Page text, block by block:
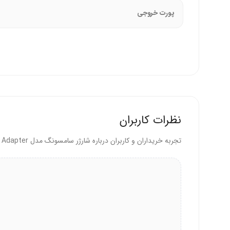
کارایی:
این شارژر برای چه کسانی مناسب است؟
کاربران گوشی‌های سامسونگ که به شارژ سریع و ایمن
پورت خروجی
نظرات کاربران
تجربه خریداران و کاربران درباره شارژر سامسونگ مدل 15W PD Power Adapter اورجینال